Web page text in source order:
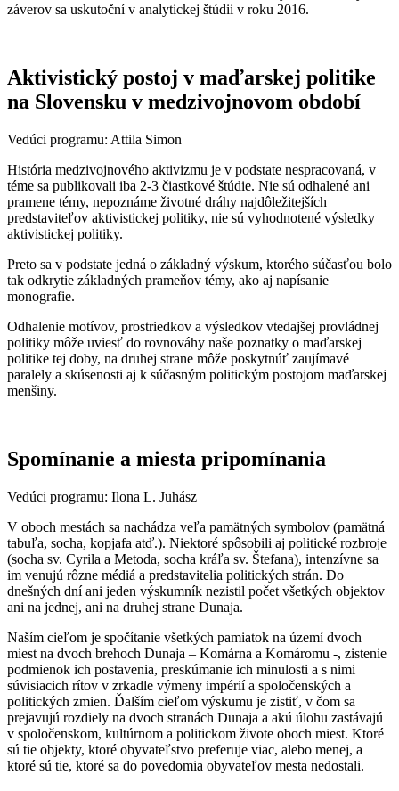
záverov sa uskutoční v analytickej štúdii v roku 2016.
Aktivistický postoj v maďarskej politike
na Slovensku v medzivojnovom období
Vedúci programu: Attila Simon
História medzivojnového aktivizmu je v podstate nespracovaná, v
téme sa publikovali iba 2-3 čiastkové štúdie. Nie sú odhalené ani
pramene témy, nepoznáme životné dráhy najdôležitejších
predstaviteľov aktivistickej politiky, nie sú vyhodnotené výsledky
aktivistickej politiky.
Preto sa v podstate jedná o základný výskum, ktorého súčasťou bolo
tak odkrytie základných prameňov témy, ako aj napísanie
monografie.
Odhalenie motívov, prostriedkov a výsledkov vtedajšej provládnej
politiky môže uviesť do rovnováhy naše poznatky o maďarskej
politike tej doby, na druhej strane môže poskytnúť zaujímavé
paralely a skúsenosti aj k súčasným politickým postojom maďarskej
menšiny.
Spomínanie a miesta pripomínania
Vedúci programu: Ilona L. Juhász
V oboch mestách sa nachádza veľa pamätných symbolov (pamätná
tabuľa, socha, kopjafa atď.). Niektoré spôsobili aj politické rozbroje
(socha sv. Cyrila a Metoda, socha kráľa sv. Štefana), intenzívne sa
im venujú rôzne médiá a predstavitelia politických strán. Do
dnešných dní ani jeden výskumník nezistil počet všetkých objektov
ani na jednej, ani na druhej strane Dunaja.
Naším cieľom je spočítanie všetkých pamiatok na území dvoch
miest na dvoch brehoch Dunaja – Komárna a Komáromu -, zistenie
podmienok ich postavenia, preskúmanie ich minulosti a s nimi
súvisiacich rítov v zrkadle výmeny impérií a spoločenských a
politických zmien. Ďalším cieľom výskumu je zistiť, v čom sa
prejavujú rozdiely na dvoch stranách Dunaja a akú úlohu zastávajú
v spoločenskom, kultúrnom a politickom živote oboch miest. Ktoré
sú tie objekty, ktoré obyvateľstvo preferuje viac, alebo menej, a
ktoré sú tie, ktoré sa do povedomia obyvateľov mesta nedostali.